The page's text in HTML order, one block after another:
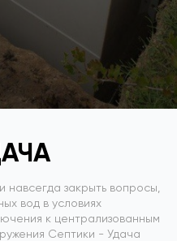
навсегда закрыть вопросы,
вод в условиях
к централизованным
Септики - Удача